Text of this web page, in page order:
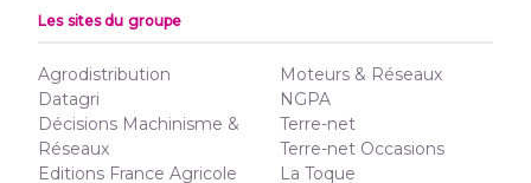
Les sites du groupe
Agrodistribution
Datagri
Décisions Machinisme &
Réseaux
Editions France Agricole
Moteurs & Réseaux
NGPA
Terre-net
Terre-net Occasions
La Toque